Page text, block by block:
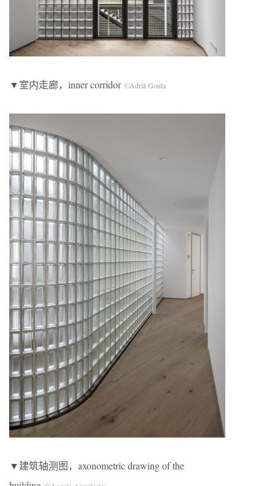
▼室内走廊，inner corridor ©Adrià Goula
▼建筑轴测图，axonometric drawing of the